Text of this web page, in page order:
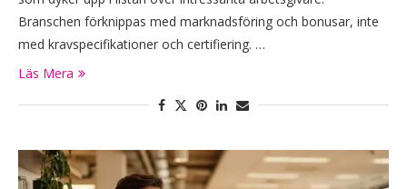
Branschen förknippas med marknadsföring och bonusar, inte
med kravspecifikationer och certifiering. …
Läs Mera